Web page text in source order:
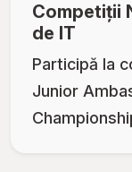
Competiții
de IT
Participă la
Junior